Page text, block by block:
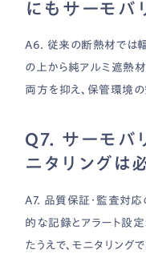
にもサーモバ
A6. 従来の断熱材では
の上から純アルミ遮熱
両方を抑え、保管環境
Q7. サーモバ
ニタリングは
A7. 品質保証・監査対
的な記録とアラート設定
たうえで、モニタリング